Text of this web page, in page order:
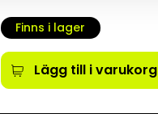
Finns i lager
Lägg till i varukorg